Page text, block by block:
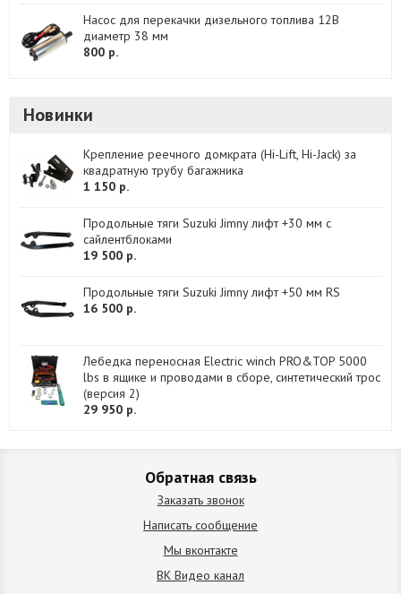
Насос для перекачки дизельного топлива 12В
диаметр 38 мм
800 р.
Новинки
Крепление реечного домкрата (Hi-Lift, Hi-Jack) за
квадратную трубу багажника
1 150 р.
Продольные тяги Suzuki Jimny лифт +30 мм с
сайлентблоками
19 500 р.
Продольные тяги Suzuki Jimny лифт +50 мм RS
16 500 р.
Лебедка переносная Electric winch PRO&TOP 5000
lbs в ящике и проводами в сборе, синтетический трос
(версия 2)
29 950 р.
Обратная связь
Заказать звонок
Написать сообщение
Мы вконтакте
ВК Видео канал